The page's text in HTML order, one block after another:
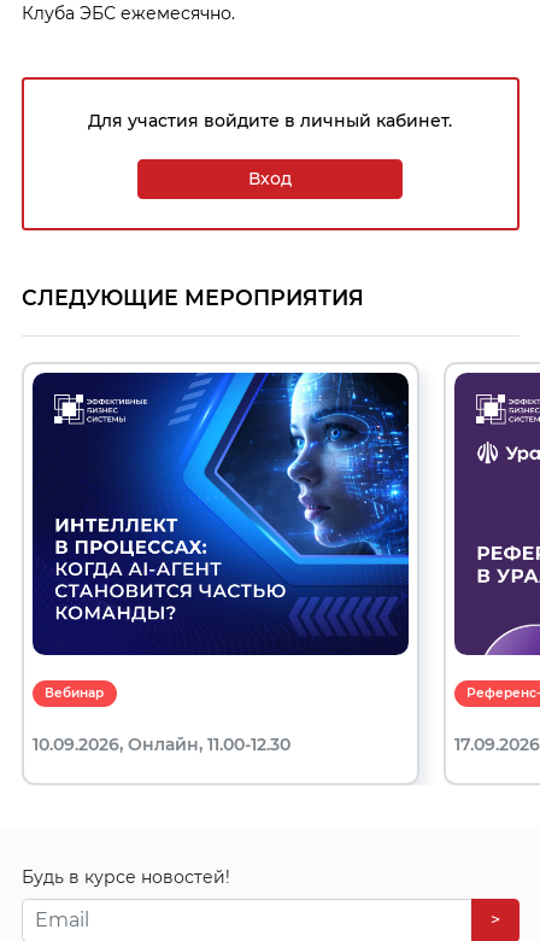
Клуба ЭБС ежемесячно.
Для участия войдите в личный кабинет.
Вход
СЛЕДУЮЩИЕ МЕРОПРИЯТИЯ
Вебинар
10.09.2026, Онлайн, 11.00-12.30
Будь в курсе новостей!
>